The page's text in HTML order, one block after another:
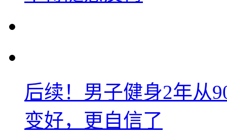
后续！男子健身2年从
变好，更自信了